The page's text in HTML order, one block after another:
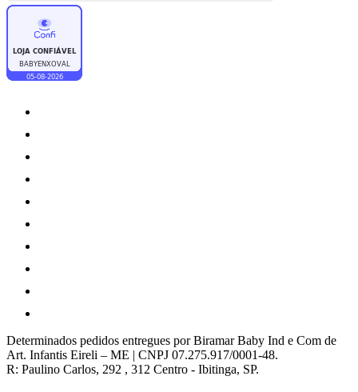
Determinados pedidos entregues por Biramar Baby Ind e Com de
Art. Infantis Eireli – ME | CNPJ 07.275.917/0001-48.
R: Paulino Carlos, 292 , 312 Centro - Ibitinga, SP.